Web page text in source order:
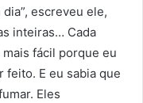
escreveu ele,
inteiras… Cada
fácil porque eu
feito. E eu sabia que
Eles